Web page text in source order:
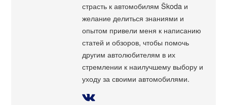
страсть к автомобилям Škoda и
желание делиться знаниями и
опытом привели меня к написанию
статей и обзоров, чтобы помочь
другим автолюбителям в их
стремлении к наилучшему выбору и
уходу за своими автомобилями.